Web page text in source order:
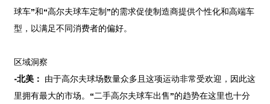
球车”和“高尔夫球车定制”的需求促使制造商提供个性化和高端车
型，以满足不同消费者的偏好。
区域洞察
-北美： 由于高尔夫球场数量众多且这项运动非常受欢迎，因此这
里拥有最大的市场。“二手高尔夫球车出售”的趋势在这里也十分